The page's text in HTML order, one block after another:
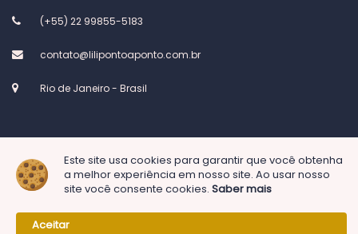
Este site usa cookies para garantir que você obtenha
a melhor experiência em nosso site. Ao usar nosso
site você consente cookies. Saber mais
Aceitar
(+55) 22 99855-5183
contato@lilipontoaponto.com.br
Rio de Janeiro - Brasil
© 2023 Atelier Lili ponto a ponto. Desenvolvido porKel Designs